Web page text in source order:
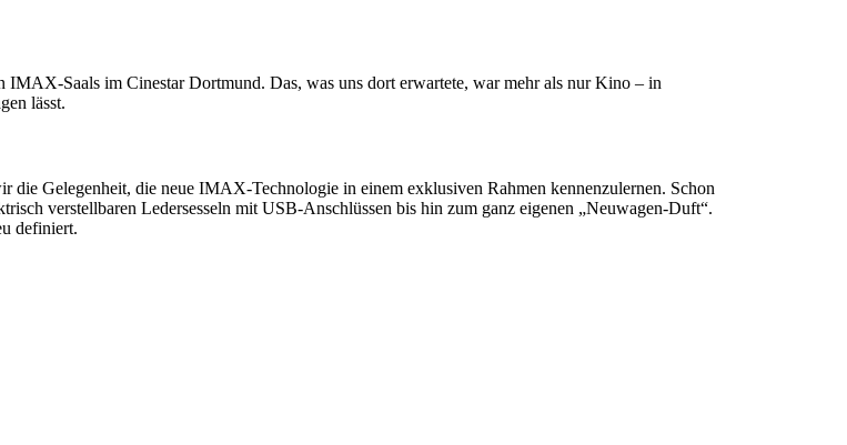
Saals im Cinestar Dortmund. Das, was uns dort erwartete, war mehr als nur Kino – in
lässt.
Gelegenheit, die neue IMAX-Technologie in einem exklusiven Rahmen kennenzulernen. Schon
verstellbaren Ledersesseln mit USB-Anschlüssen bis hin zum ganz eigenen „Neuwagen-Duft“.
definiert.